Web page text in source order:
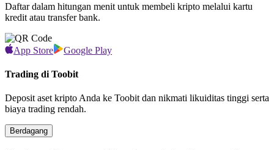
Daftar dalam hitungan menit untuk membeli kripto melalui kartu
kredit atau transfer bank.
App Store Google Play
Trading di Toobit
Deposit aset kripto Anda ke Toobit dan nikmati likuiditas tinggi serta
biaya trading rendah.
Berdagang